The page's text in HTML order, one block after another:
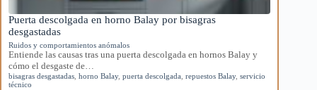
Puerta descolgada en horno Balay por bisagras
desgastadas
Ruidos y comportamientos anómalos
Entiende las causas tras una puerta descolgada en hornos Balay y
cómo el desgaste de…
bisagras desgastadas horno Balay, puerta descolgada repuestos Balay, servicio
técnico